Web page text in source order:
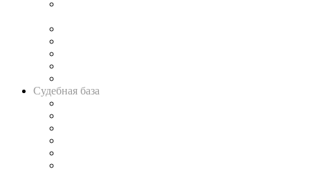
Судебная база